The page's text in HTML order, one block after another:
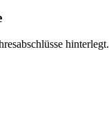
hinterlegt.